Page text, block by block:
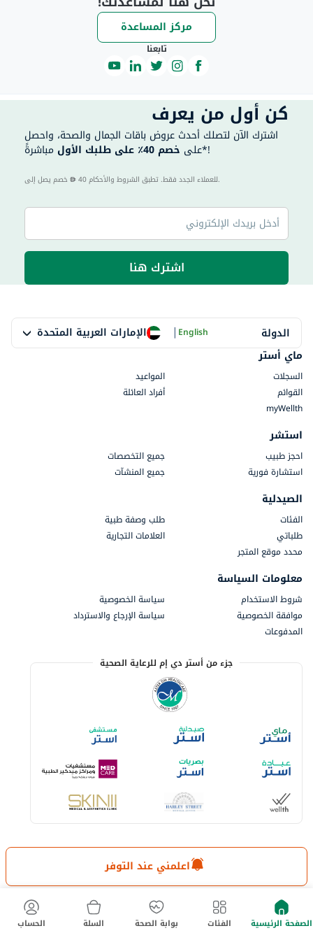
اعلمني عند التوفر
مركز المساعدة
تابعنا
كن أول من يعرف
اشترك الآن لتصلك أحدث عروض باقات الجمال والصحة، واحصل
على خصم 40٪ على طلبك الأول مباشرةً*!
40 للعملاء الجدد فقط. تطبق الشروط والأحكام.
اشترك هنا
الدولة الإمارات العربية المتحدة |English
ماي أستر
السجلات
المواعيد
القوائم
أفراد العائلة
myWellth
استشر
احجز طبيب
جميع التخصصات
استشارة فورية
جميع المنشآت
الصيدلية
الفئات
طلب وصفة طبية
طلباتي
العلامات التجارية
محدد موقع المتجر
معلومات السياسة
شروط الاستخدام
سياسة الخصوصية
موافقة الخصوصية
سياسة الإرجاع والاسترداد
المدفوعات
جزء من أستر دي إم للرعاية الصحية
لا تفوت آخر العروض والخصومات
حمل تطبيق ماي أستر الآن
الصفحة الرئيسية الفئات بوابة الصحة السلة الحساب